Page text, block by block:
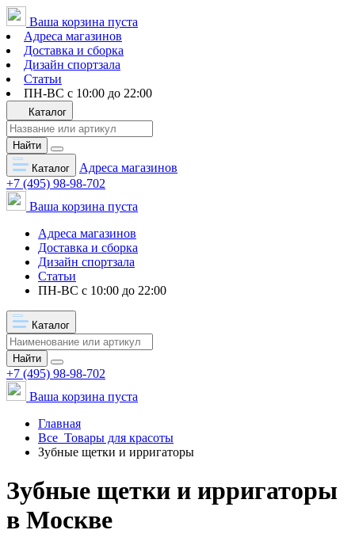
Ваша корзина пуста
Адреса магазинов
Доставка и сборка
Дизайн спортзала
Статьи
ПН-ВС с 10:00 до 22:00
Каталог
Найти
Каталог
Адреса магазинов
+7 (495) 98-98-702
Ваша корзина пуста
Адреса магазинов
Доставка и сборка
Дизайн спортзала
Статьи
ПН-ВС с 10:00 до 22:00
Каталог
Найти
+7 (495) 98-98-702
Ваша корзина пуста
Главная
Все Товары для красоты
Зубные щетки и ирригаторы
Зубные щетки и ирригаторы
в Москве